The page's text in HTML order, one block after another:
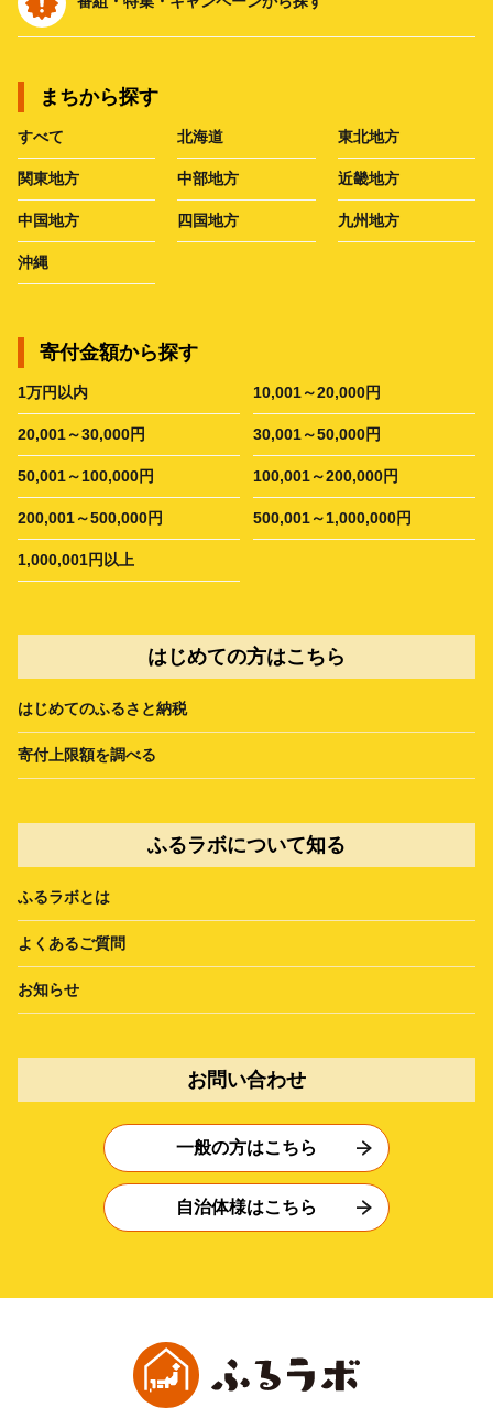
まちから探す
すべて 北海道 東北地方
関東地方 中部地方 近畿地方
中国地方 四国地方 九州地方
沖縄
寄付金額から探す
1万円以内 10,001～20,000円
20,001～30,000円 30,001～50,000円
50,001～100,000円 100,001～200,000円
200,001～500,000円 500,001～1,000,000円
1,000,001円以上
はじめての方はこちら
はじめてのふるさと納税
寄付上限額を調べる
ふるラボについて知る
ふるラボとは
よくあるご質問
お知らせ
お問い合わせ
一般の方はこちら
自治体様はこちら